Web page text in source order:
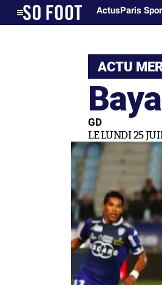
ActusParis
ACTU
GD
LE LUNDI 25